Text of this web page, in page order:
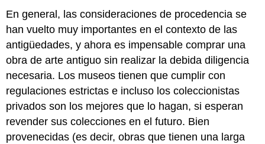
En general, las consideraciones de procedencia se
han vuelto muy importantes en el contexto de las
antigüedades, y ahora es impensable comprar una
obra de arte antiguo sin realizar la debida diligencia
necesaria. Los museos tienen que cumplir con
regulaciones estrictas e incluso los coleccionistas
privados son los mejores que lo hagan, si esperan
revender sus colecciones en el futuro. Bien
provenecidas (es decir, obras que tienen una larga